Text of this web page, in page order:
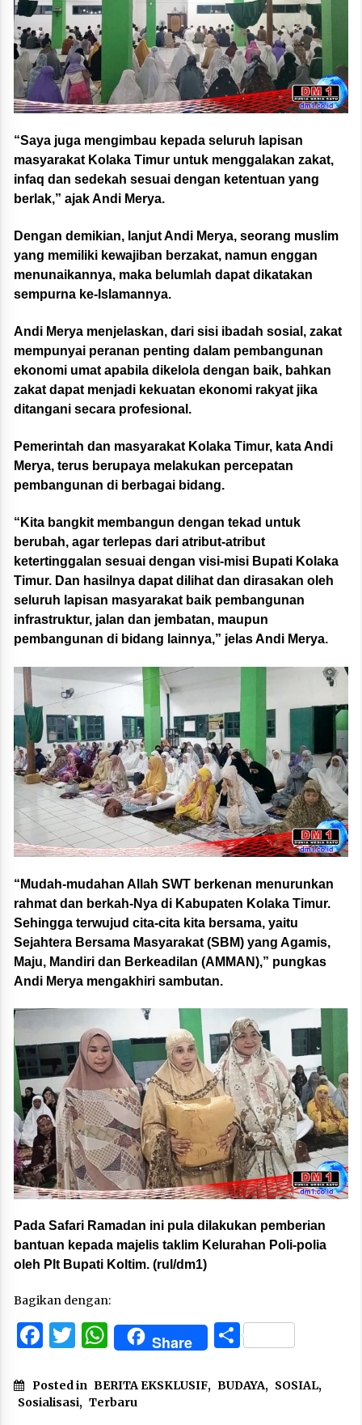
“Saya juga mengimbau kepada seluruh lapisan
masyarakat Kolaka Timur untuk menggalakan zakat,
infaq dan sedekah sesuai dengan ketentuan yang
berlak,” ajak Andi Merya.
Dengan demikian, lanjut Andi Merya, seorang muslim
yang memiliki kewajiban berzakat, namun enggan
menunaikannya, maka belumlah dapat dikatakan
sempurna ke-Islamannya.
Andi Merya menjelaskan, dari sisi ibadah sosial, zakat
mempunyai peranan penting dalam pembangunan
ekonomi umat apabila dikelola dengan baik, bahkan
zakat dapat menjadi kekuatan ekonomi rakyat jika
ditangani secara profesional.
Pemerintah dan masyarakat Kolaka Timur, kata Andi
Merya, terus berupaya melakukan percepatan
pembangunan di berbagai bidang.
“Kita bangkit membangun dengan tekad untuk
berubah, agar terlepas dari atribut-atribut
ketertinggalan sesuai dengan visi-misi Bupati Kolaka
Timur. Dan hasilnya dapat dilihat dan dirasakan oleh
seluruh lapisan masyarakat baik pembangunan
infrastruktur, jalan dan jembatan, maupun
pembangunan di bidang lainnya,” jelas Andi Merya.
“Mudah-mudahan Allah SWT berkenan menurunkan
rahmat dan berkah-Nya di Kabupaten Kolaka Timur.
Sehingga terwujud cita-cita kita bersama, yaitu
Sejahtera Bersama Masyarakat (SBM) yang Agamis,
Maju, Mandiri dan Berkeadilan (AMMAN),” pungkas
Andi Merya mengakhiri sambutan.
Pada Safari Ramadan ini pula dilakukan pemberian
bantuan kepada majelis taklim Kelurahan Poli-polia
oleh Plt Bupati Koltim. (rul/dm1)
Bagikan dengan:
Facebook
Twitter
WhatsApp
Share Share
Posted in BERITA EKSKLUSIF, BUDAYA, SOSIAL,
Sosialisasi, Terbaru